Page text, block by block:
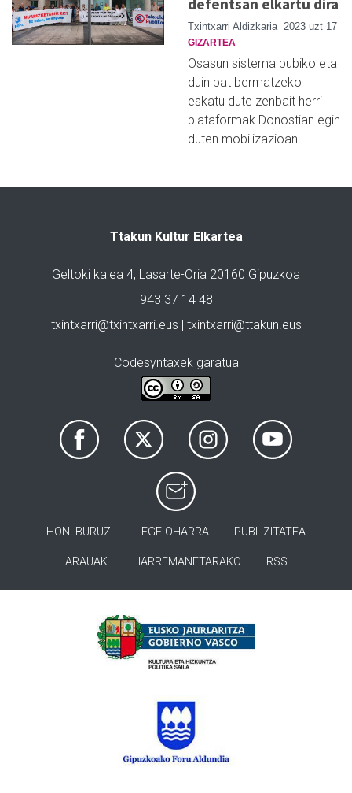
defentsan elkartu dira
Txintxarri Aldizkaria 2023 uzt 17
GIZARTEA
Osasun sistema pubiko eta
duin bat bermatzeko
eskatu dute zenbait herri
plataformak Donostian egin
duten mobilizazioan
Ttakun Kultur Elkartea
Geltoki kalea 4, Lasarte-Oria 20160 Gipuzkoa
943 37 14 48
txintxarri@txintxarri.eus | txintxarri@ttakun.eus
Codesyntaxek garatua
HONI BURUZ LEGE OHARRA PUBLIZITATEA
ARAUAK HARREMANETARAKO RSS